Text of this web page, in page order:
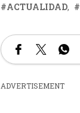
ACTUALIDAD
ADVERTISEMENT